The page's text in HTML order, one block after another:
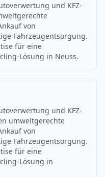
und KFZ-
von
Fahrzeugentsorgung.
für eine
Lösung in Neuss.
und KFZ-
umweltgerechte
von
Fahrzeugentsorgung.
für eine
Lösung in